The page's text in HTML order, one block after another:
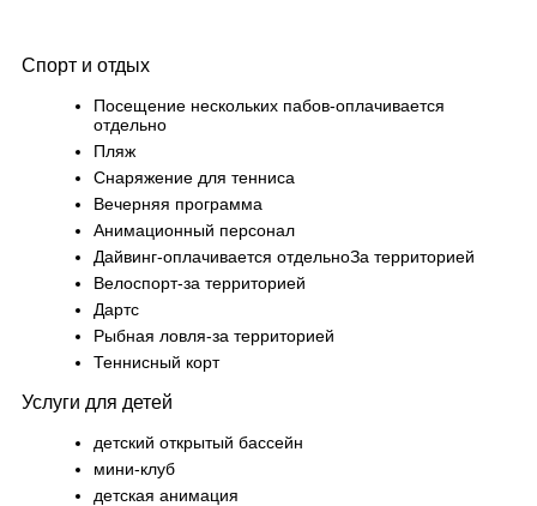
Спорт и отдых
Посещение нескольких пабов-оплачивается
отдельно
Пляж
Снаряжение для тенниса
Вечерняя программа
Анимационный персонал
Дайвинг-оплачивается отдельноЗа территорией
Велоспорт-за территорией
Дартс
Рыбная ловля-за территорией
Теннисный корт
Услуги для детей
детский открытый бассейн
мини-клуб
детская анимация